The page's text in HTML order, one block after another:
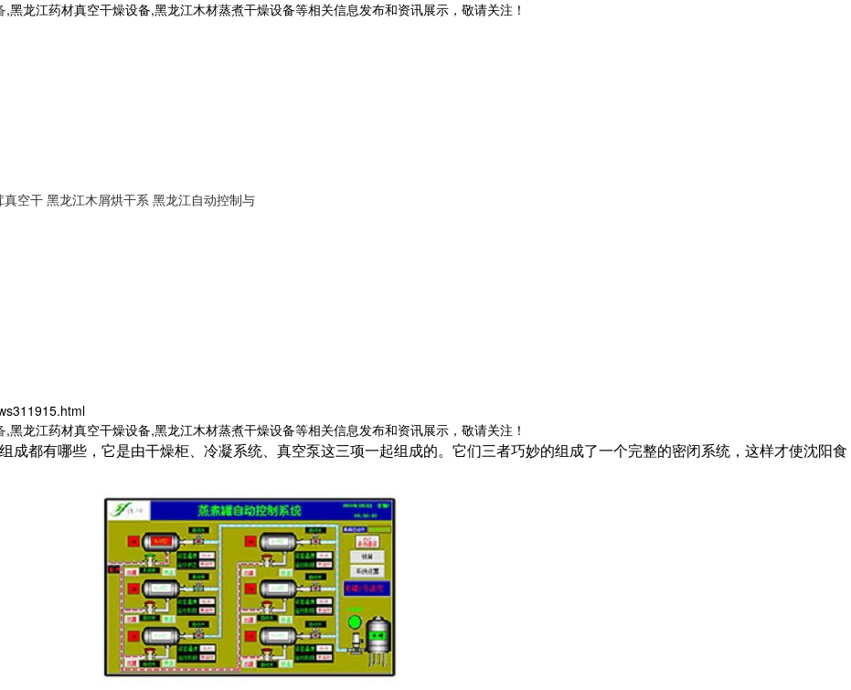
,黑龙江药材真空干燥设备,黑龙江木材蒸煮干燥设备等相关信息发布和资讯展示，敬请关注！
真空干 黑龙江木屑烘干系 黑龙江自动控制与
,黑龙江药材真空干燥设备,黑龙江木材蒸煮干燥设备等相关信息发布和资讯展示，敬请关注！
成都有哪些，它是由干燥柜、冷凝系统、真空泵这三项一起组成的。它们三者巧妙的组成了一个完整的密闭系统，这样才使沈阳食